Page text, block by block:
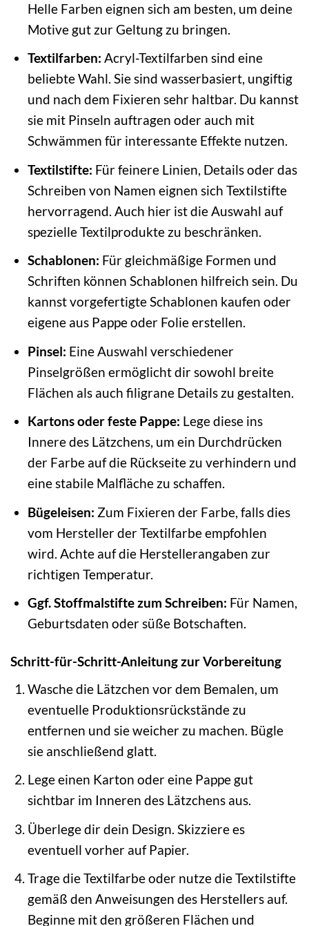
Helle Farben eignen sich am besten, um deine
Motive gut zur Geltung zu bringen.
Textilfarben: Acryl-Textilfarben sind eine
beliebte Wahl. Sie sind wasserbasiert, ungiftig
und nach dem Fixieren sehr haltbar. Du kannst
sie mit Pinseln auftragen oder auch mit
Schwämmen für interessante Effekte nutzen.
Textilstifte: Für feinere Linien, Details oder das
Schreiben von Namen eignen sich Textilstifte
hervorragend. Auch hier ist die Auswahl auf
spezielle Textilprodukte zu beschränken.
Schablonen: Für gleichmäßige Formen und
Schriften können Schablonen hilfreich sein. Du
kannst vorgefertigte Schablonen kaufen oder
eigene aus Pappe oder Folie erstellen.
Pinsel: Eine Auswahl verschiedener
Pinselgrößen ermöglicht dir sowohl breite
Flächen als auch filigrane Details zu gestalten.
Kartons oder feste Pappe: Lege diese ins
Innere des Lätzchens, um ein Durchdrücken
der Farbe auf die Rückseite zu verhindern und
eine stabile Malfläche zu schaffen.
Bügeleisen: Zum Fixieren der Farbe, falls dies
vom Hersteller der Textilfarbe empfohlen
wird. Achte auf die Herstellerangaben zur
richtigen Temperatur.
Ggf. Stoffmalstifte zum Schreiben: Für Namen,
Geburtsdaten oder süße Botschaften.
Schritt-für-Schritt-Anleitung zur Vorbereitung
Wasche die Lätzchen vor dem Bemalen, um
eventuelle Produktionsrückstände zu
entfernen und sie weicher zu machen. Bügle
sie anschließend glatt.
Lege einen Karton oder eine Pappe gut
sichtbar im Inneren des Lätzchens aus.
Überlege dir dein Design. Skizziere es
eventuell vorher auf Papier.
Trage die Textilfarbe oder nutze die Textilstifte
gemäß den Anweisungen des Herstellers auf.
Beginne mit den größeren Flächen und